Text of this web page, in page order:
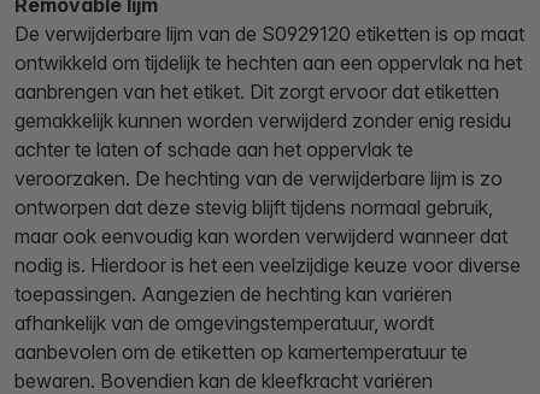
Removable lijm
De verwijderbare lijm van de S0929120 etiketten is op maat
ontwikkeld om tijdelijk te hechten aan een oppervlak na het
aanbrengen van het etiket. Dit zorgt ervoor dat etiketten
gemakkelijk kunnen worden verwijderd zonder enig residu
achter te laten of schade aan het oppervlak te
veroorzaken. De hechting van de verwijderbare lijm is zo
ontworpen dat deze stevig blijft tijdens normaal gebruik,
maar ook eenvoudig kan worden verwijderd wanneer dat
nodig is. Hierdoor is het een veelzijdige keuze voor diverse
toepassingen. Aangezien de hechting kan variëren
afhankelijk van de omgevingstemperatuur, wordt
aanbevolen om de etiketten op kamertemperatuur te
bewaren. Bovendien kan de kleefkracht variëren